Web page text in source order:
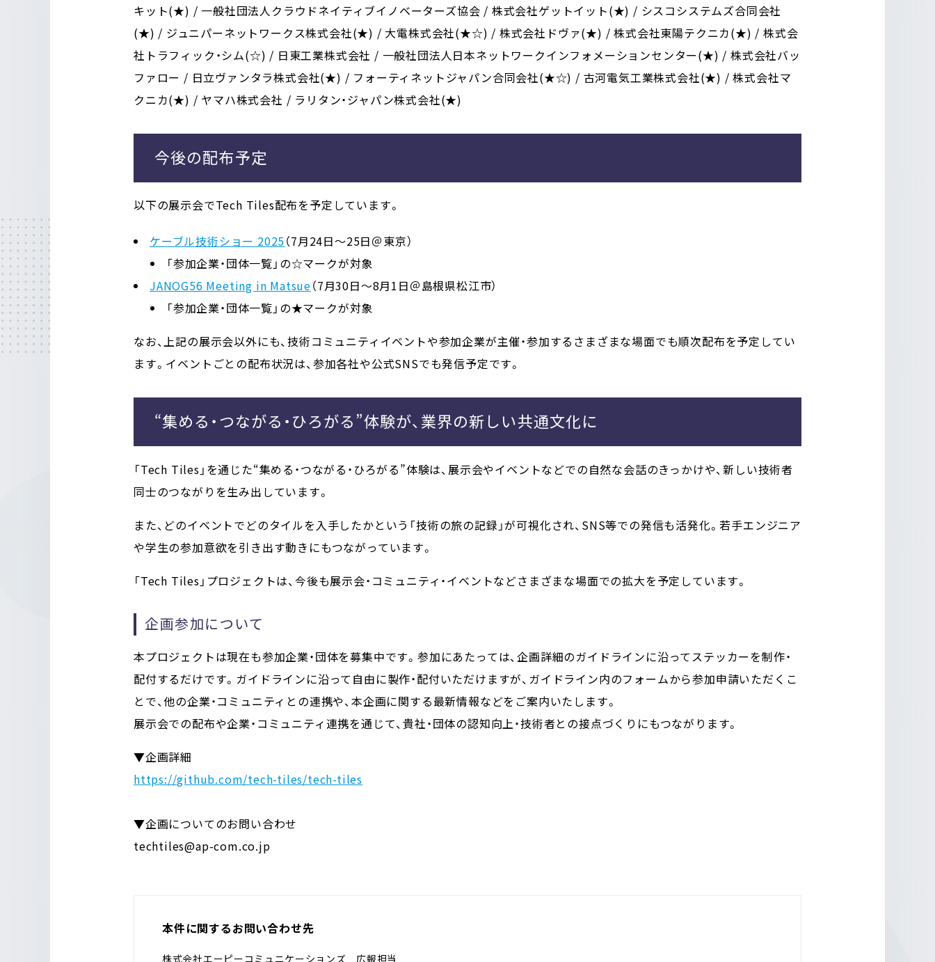
キット(★) / 一般社団法人クラウドネイティブイノベーターズ協会 / 株式会社ゲットイット(★) / シスコシステムズ合同会社
(★) / ジュニパーネットワークス株式会社(★) / 大電株式会社(★☆) / 株式会社ドヴァ(★) / 株式会社東陽テクニカ(★) / 株式会
社トラフィック・シム(☆) / 日東工業株式会社 / 一般社団法人日本ネットワークインフォメーションセンター(★) / 株式会社バッ
ファロー / 日立ヴァンタラ株式会社(★) / フォーティネットジャパン合同会社(★☆) / 古河電気工業株式会社(★) / 株式会社マ
クニカ(★) / ヤマハ株式会社 / ラリタン・ジャパン株式会社(★)
今後の配布予定
以下の展示会でTech Tiles配布を予定しています。
ケーブル技術ショー 2025（7月24日〜25日＠東京）
「参加企業・団体一覧」の☆マークが対象
JANOG56 Meeting in Matsue（7月30日〜8月1日＠島根県松江市）
「参加企業・団体一覧」の★マークが対象
なお、上記の展示会以外にも、技術コミュニティイベントや参加企業が主催・参加するさまざまな場面でも順次配布を予定してい
ます。イベントごとの配布状況は、参加各社や公式SNSでも発信予定です。
“集める・つながる・ひろがる”体験が、業界の新しい共通文化に
「Tech Tiles」を通じた“集める・つながる・ひろがる”体験は、展示会やイベントなどでの自然な会話のきっかけや、新しい技術者
同士のつながりを生み出しています。
また、どのイベントでどのタイルを入手したかという「技術の旅の記録」が可視化され、SNS等での発信も活発化。若手エンジニア
や学生の参加意欲を引き出す動きにもつながっています。
「Tech Tiles」プロジェクトは、今後も展示会・コミュニティ・イベントなどさまざまな場面での拡大を予定しています。
企画参加について
本プロジェクトは現在も参加企業・団体を募集中です。参加にあたっては、企画詳細のガイドラインに沿ってステッカーを制作・
配付するだけです。ガイドラインに沿って自由に製作・配付いただけますが、ガイドライン内のフォームから参加申請いただくこ
とで、他の企業・コミュニティとの連携や、本企画に関する最新情報などをご案内いたします。
展示会での配布や企業・コミュニティ連携を通じて、貴社・団体の認知向上・技術者との接点づくりにもつながります。
▼企画詳細
https://github.com/tech-tiles/tech-tiles
▼企画についてのお問い合わせ
techtiles@ap-com.co.jp
本件に関するお問い合わせ先
株式会社エーピーコミュニケーションズ 広報担当